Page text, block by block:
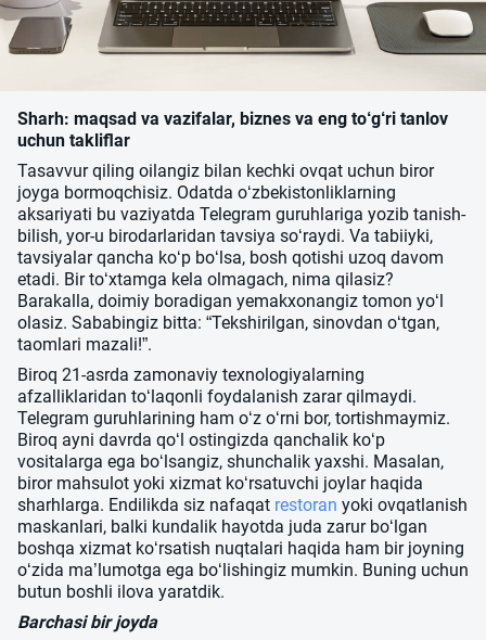
Sharh: maqsad va vazifalar, biznes va eng to‘g‘ri tanlov
uchun takliflar
Tasavvur qiling oilangiz bilan kechki ovqat uchun biror
joyga bormoqchisiz. Odatda o‘zbekistonliklarning
aksariyati bu vaziyatda Telegram guruhlariga yozib tanish-
bilish, yor-u birodarlaridan tavsiya so‘raydi. Va tabiiyki,
tavsiyalar qancha ko‘p bo‘lsa, bosh qotishi uzoq davom
etadi. Bir to‘xtamga kela olmagach, nima qilasiz?
Barakalla, doimiy boradigan yemakxonangiz tomon yo‘l
olasiz. Sababingiz bitta: “Tekshirilgan, sinovdan o‘tgan,
taomlari mazali!”.
Biroq 21-asrda zamonaviy texnologiyalarning
afzalliklaridan to‘laqonli foydalanish zarar qilmaydi.
Telegram guruhlarining ham o‘z o‘rni bor, tortishmaymiz.
Biroq ayni davrda qo‘l ostingizda qanchalik ko‘p
vositalarga ega bo‘lsangiz, shunchalik yaxshi. Masalan,
biror mahsulot yoki xizmat ko‘rsatuvchi joylar haqida
sharhlarga. Endilikda siz nafaqat restoran yoki ovqatlanish
maskanlari, balki kundalik hayotda juda zarur bo‘lgan
boshqa xizmat ko‘rsatish nuqtalari haqida ham bir joyning
o‘zida ma’lumotga ega bo‘lishingiz mumkin. Buning uchun
butun boshli ilova yaratdik.
Barchasi bir joyda